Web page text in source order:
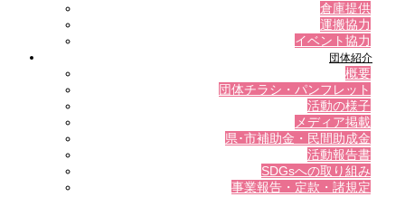
倉庫提供
運搬協力
イベント協力
団体紹介
概要
団体チラシ・パンフレット
活動の様子
メディア掲載
県･市補助金・民間助成金
活動報告書
SDGsへの取り組み
事業報告・定款・諸規定